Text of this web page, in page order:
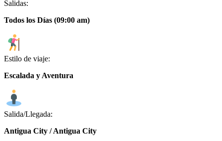
Salidas:
Todos los Días (09:00 am)
Estilo de viaje:
Escalada y Aventura
Salida/Llegada:
Antigua City / Antigua City